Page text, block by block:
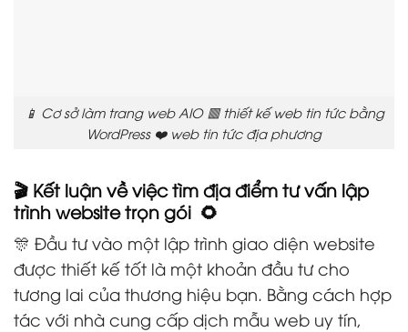
📱 Cơ sở làm trang web AIO 🟥 thiết kế web tin tức bằng
WordPress ❤️ web tin tức địa phương
🎬 Kết luận về việc tìm địa điểm tư vấn lập
trình website trọn gói 🌻
🎊 Đầu tư vào một lập trình giao diện website
được thiết kế tốt là một khoản đầu tư cho
tương lai của thương hiệu bạn. Bằng cách hợp
tác với nhà cung cấp dịch mẫu web uy tín,